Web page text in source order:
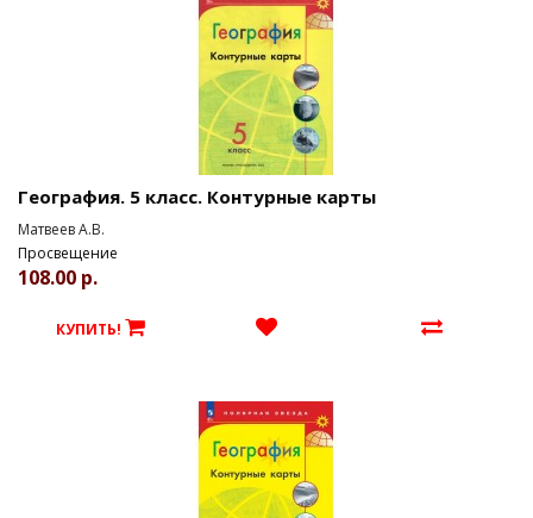
География. 5 класс. Контурные карты
Матвеев А.В.
Просвещение
108.00 р.
КУПИТЬ!